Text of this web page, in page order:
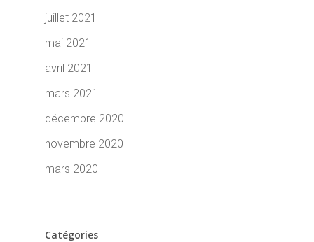
juillet 2021
mai 2021
avril 2021
mars 2021
décembre 2020
novembre 2020
mars 2020
Catégories